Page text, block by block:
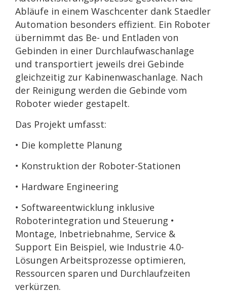
Abläufe in einem Waschcenter dank Staedler
Automation besonders effizient. Ein Roboter
übernimmt das Be- und Entladen von
Gebinden in einer Durchlaufwaschanlage
und transportiert jeweils drei Gebinde
gleichzeitig zur Kabinenwaschanlage. Nach
der Reinigung werden die Gebinde vom
Roboter wieder gestapelt.
Das Projekt umfasst:
• Die komplette Planung
• Konstruktion der Roboter-Stationen
• Hardware Engineering
• Softwareentwicklung inklusive
Roboterintegration und Steuerung •
Montage, Inbetriebnahme, Service &
Support Ein Beispiel, wie Industrie 4.0-
Lösungen Arbeitsprozesse optimieren,
Ressourcen sparen und Durchlaufzeiten
verkürzen.